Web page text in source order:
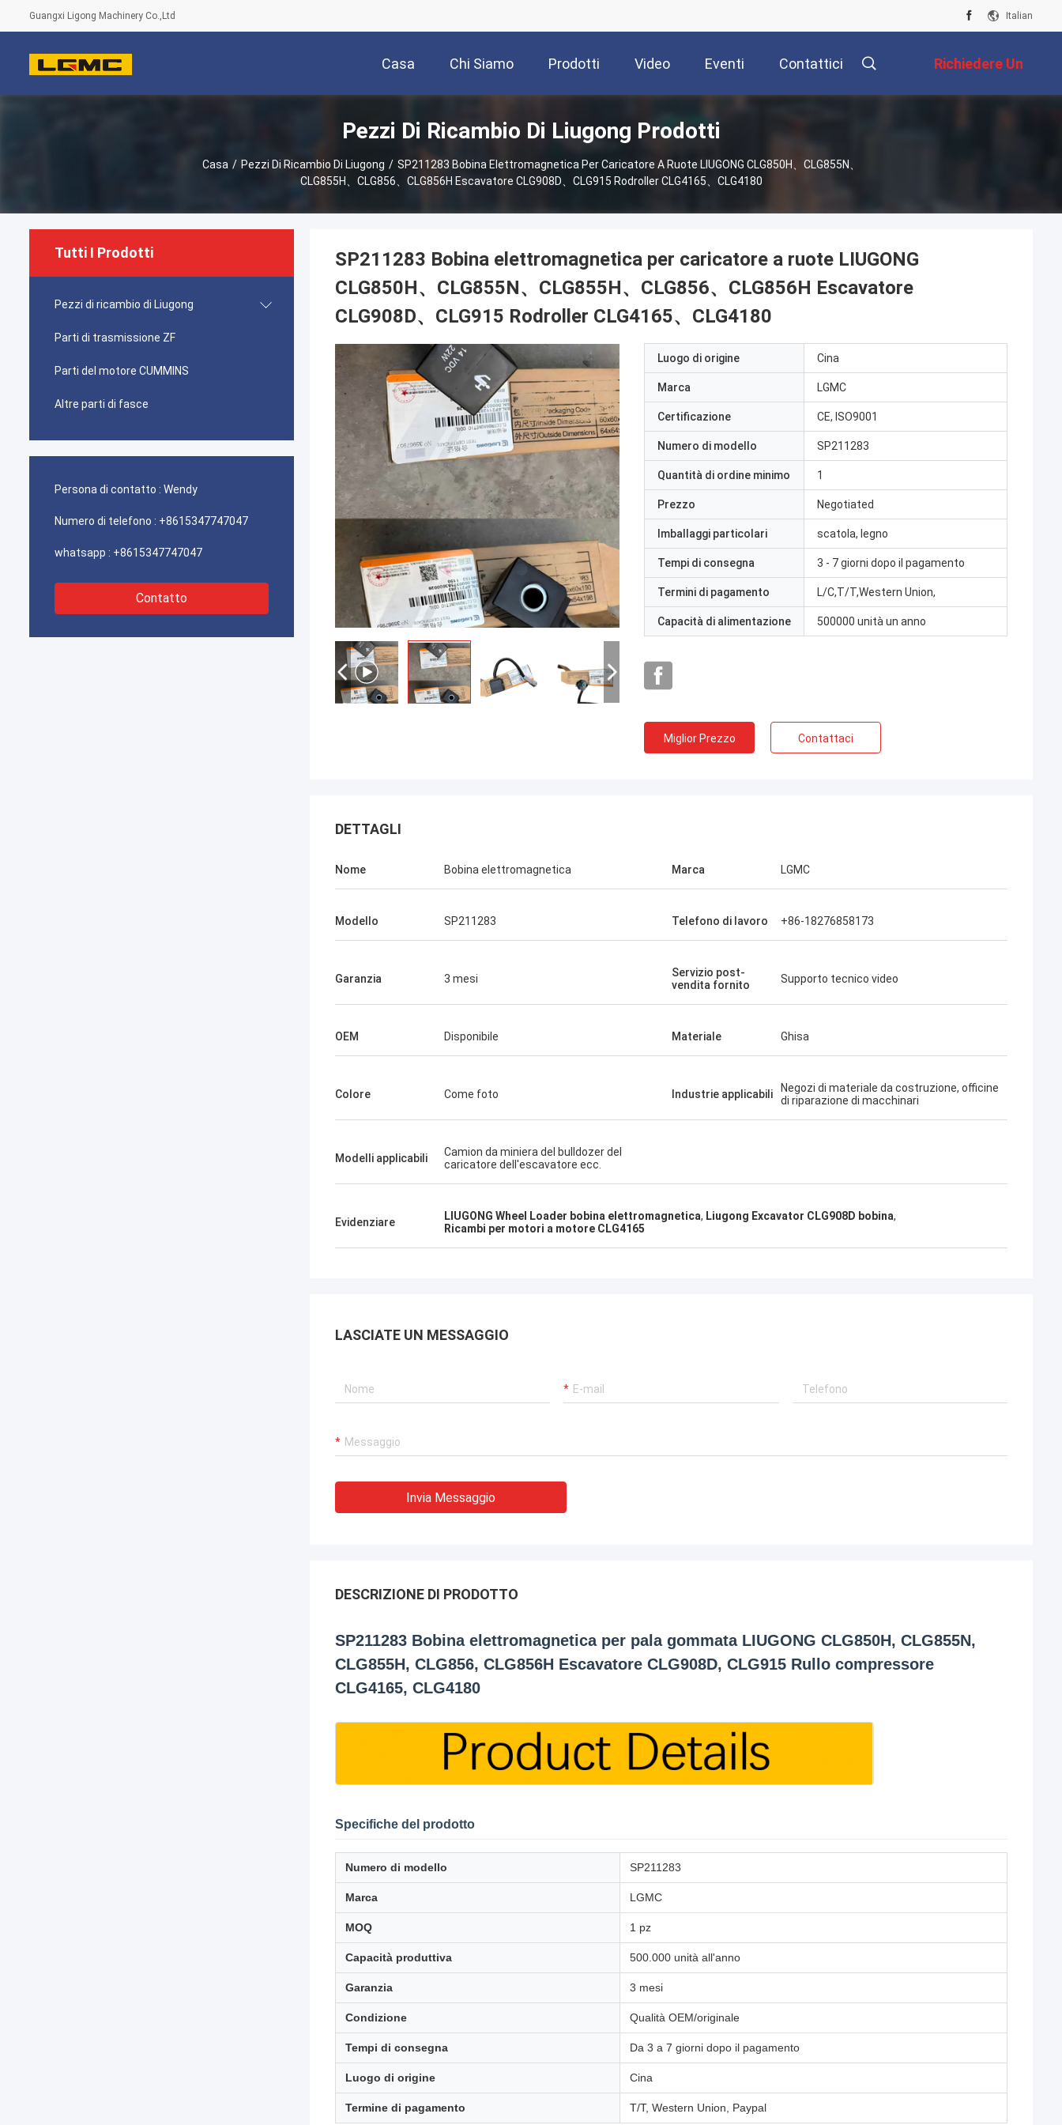
Guangxi Ligong Machinery Co.,Ltd Italian
Casa Chi Siamo Prodotti Video Eventi Contattici Richiedere Un
Preventivo
Pezzi Di Ricambio Di Liugong Prodotti
Casa / Pezzi Di Ricambio Di Liugong / SP211283 Bobina Elettromagnetica Per Caricatore A Ruote LIUGONG CLG850H、CLG855N、
CLG855H、CLG856、CLG856H Escavatore CLG908D、CLG915 Rodroller CLG4165、CLG4180
Tutti I Prodotti
Pezzi di ricambio di Liugong
Parti di trasmissione ZF
Parti del motore CUMMINS
Altre parti di fasce
Persona di contatto : Wendy
Numero di telefono : +8615347747047
whatsapp : +8615347747047
Contatto
SP211283 Bobina elettromagnetica per caricatore a ruote LIUGONG
CLG850H、CLG855N、CLG855H、CLG856、CLG856H Escavatore
CLG908D、CLG915 Rodroller CLG4165、CLG4180
Luogo di origine Cina
Marca LGMC
Certificazione CE, ISO9001
Numero di modello SP211283
Quantità di ordine minimo 1
Prezzo Negotiated
Imballaggi particolari scatola, legno
Tempi di consegna 3 - 7 giorni dopo il pagamento
Termini di pagamento L/C,T/T,Western Union,
Capacità di alimentazione 500000 unità un anno
Miglior Prezzo Contattaci
DETTAGLI
Nome Bobina elettromagnetica Marca LGMC
Modello SP211283 Telefono di lavoro +86-18276858173
Garanzia 3 mesi
Servizio post-
vendita fornito
Supporto tecnico video
OEM Disponibile Materiale Ghisa
Colore Come foto Industrie applicabili
Negozi di materiale da costruzione, officine
di riparazione di macchinari
Modelli applicabili
Camion da miniera del bulldozer del
caricatore dell'escavatore ecc.
Evidenziare LIUGONG Wheel Loader bobina elettromagnetica, Liugong Excavator CLG908D bobina,
Ricambi per motori a motore CLG4165
LASCIATE UN MESSAGGIO
Invia Messaggio
DESCRIZIONE DI PRODOTTO
SP211283 Bobina elettromagnetica per pala gommata LIUGONG CLG850H, CLG855N,
CLG855H, CLG856, CLG856H Escavatore CLG908D, CLG915 Rullo compressore
CLG4165, CLG4180
Specifiche del prodotto
Numero di modello SP211283
Marca LGMC
MOQ 1 pz
Capacità produttiva 500.000 unità all'anno
Garanzia 3 mesi
Condizione Qualità OEM/originale
Tempi di consegna Da 3 a 7 giorni dopo il pagamento
Luogo di origine Cina
Termine di pagamento T/T, Western Union, Paypal